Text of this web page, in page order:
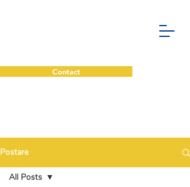
Contact
Postare
All Posts